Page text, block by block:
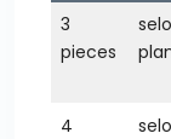
3
pieces
4